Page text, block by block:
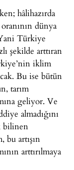
hâlihazırda
dünya
Türkiye
şekilde arttıran
iklim
Bu ise bütün
tarım
geliyor. Ve
almadığını
bilinen
bu artışın
arttırılmaya